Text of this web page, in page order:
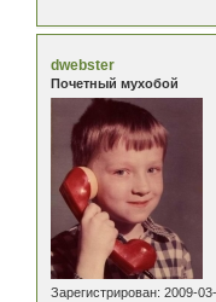
dwebster
Почетный мухобой
Зарегистрирован: 2009-